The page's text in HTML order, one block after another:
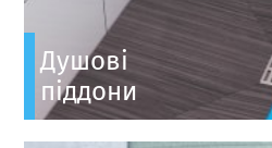
Душові
піддони